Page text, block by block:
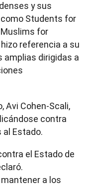
y sus
Students for
for
referencia a su
amplias dirigidas a
Avi Cohen-Scali,
contra
Estado.
el Estado de
a los